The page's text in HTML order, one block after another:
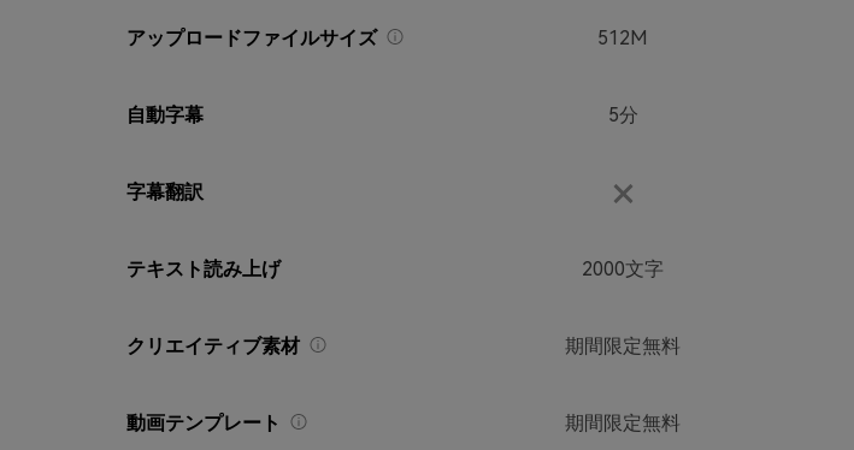
アップロードファイルサイズ 512M
自動字幕 5分
字幕翻訳
テキスト読み上げ 2000文字
クリエイティブ素材 期間限定無料
動画テンプレート 期間限定無料